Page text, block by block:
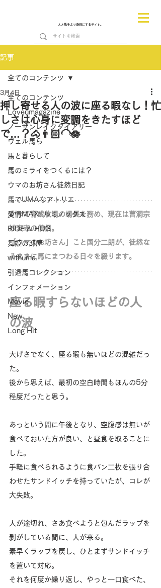
人と馬をより身近にするサイト。
記事
全てのコンテンツ
Loveumagazine
ノーザンレイクダイアリー
ヴェル馬ら
馬と暮らして
馬のミライをつくるには？
ウマのお坊さん徒然日記
馬でUMAなアトリエ
愛情MAX! ルミノックス
RIDE & HUG
舞姫の部屋
withuma.
引退馬コレクション
インフォメーション
Movie
New
Long Hit
全てのコンテンツ
押し寄せる人の波に座る暇なし！忙
しさは心身に変調をきたすほど
で…？🐴👨🏻‍🦲🪷
3月4日
かつて育成牧場の場長を務め、現在は曹洞宗
妙安寺の僧侶。
「ウマのお坊さん」こと国分二朗が、徒然な
るままに馬にまつわる日々を綴ります。
座る暇すらないほどの人
の波
大げさでなく、座る暇も無いほどの混雑だっ
た。
後から思えば、最初の空白時間もほんの5分
程度だったと思う。
あっという間に午後となり、空腹感は無いが
食べておいた方が良い、と昼食を取ることに
した。
手軽に食べられるように食パン二枚を張り合
わせたサンドイッチを持っていたが、コレが
大失敗。
人が途切れ、さあ食べようと包んだラップを
剥がしている間に、人が来る。
素早くラップを戻し、ひとまずサンドイッチ
を置いて対応。
それを何度か繰り返し、やっと一口食べた、